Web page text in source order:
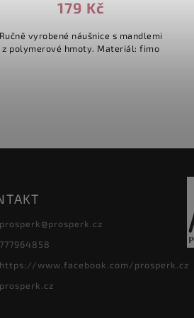
179 Kč
Ručně vyrobené náušnice s mandlemi
z polymerové hmoty. Materiál: fimo
prosperk@prosperk.cz
777964858
https://www.facebook.com/prosperk.cz
prosperk.cz